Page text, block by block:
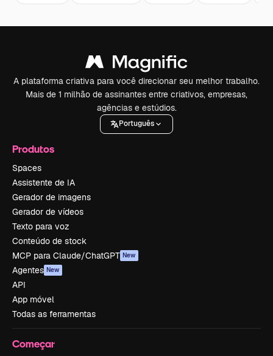
A plataforma criativa para você direcionar seu melhor trabalho.
Mais de 1 milhão de assinantes entre criativos, empresas,
agências e estúdios.
Português
Produtos
Spaces
Assistente de IA
Gerador de imagens
Gerador de vídeos
Texto para voz
Conteúdo de stock
MCP para Claude/ChatGPT New
Agentes New
API
App móvel
Todas as ferramentas
Começar